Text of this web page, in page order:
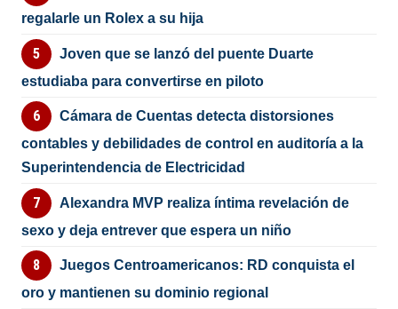
regalarle un Rolex a su hija
Joven que se lanzó del puente Duarte
estudiaba para convertirse en piloto
Cámara de Cuentas detecta distorsiones
contables y debilidades de control en auditoría a la
Superintendencia de Electricidad
Alexandra MVP realiza íntima revelación de
sexo y deja entrever que espera un niño
Juegos Centroamericanos: RD conquista el
oro y mantienen su dominio regional